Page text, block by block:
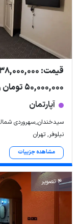
قیمت: 38,000,000 تومان اجاره
50,000,000 تومان رهن
آپارتمان
سیدخندان_سهروردی
نیلوفر, تهران
مشاهده جزییات
4 تصویر